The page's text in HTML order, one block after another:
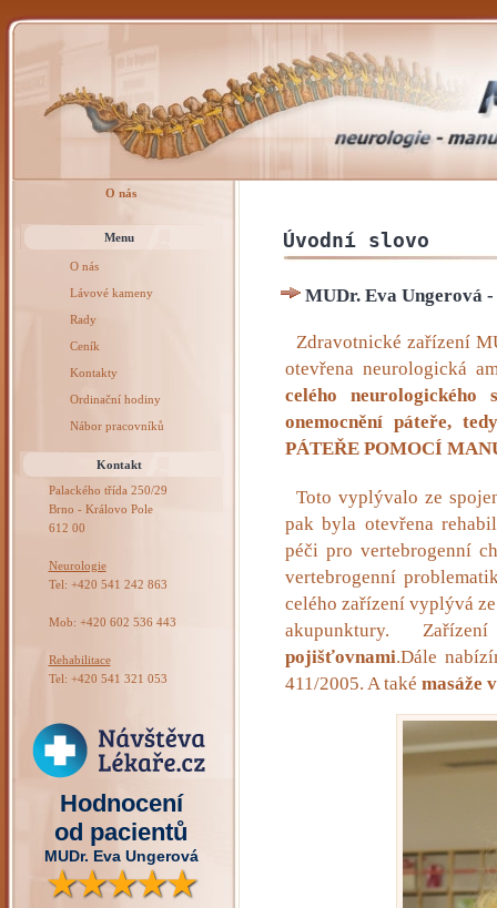
O nás
Menu
Kontakt
Palackého třída 250/29
Brno - Královo Pole
612 00
Neurologie
Tel: +420 541 242 863
Mob: +420 602 536 443
Rehabilitace
Tel: +420 541 321 053
Hodnocení
od pacientů
MUDr. Eva Ungerová
★★★★★
Úvodní slovo
MUDr. Eva Ungerová
Zdravotnické zařízení
otevřena neurologická
celého neurologického
onemocnění páteře,
PÁTEŘE POMOCÍ
Toto vyplývalo ze
pak byla otevřena
péči pro vertebrogenní
vertebrogenní
celého zařízení vyplývá
akupunktury.
pojišťovnami.Dále
411/2005. A také masáže